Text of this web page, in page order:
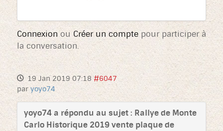
Connexionou Créer un compte pour participer à
la conversation.
19 Jan 2019 07:18 #6047
par yoyo74
yoyo74 a répondu au sujet : Rallye de Monte
Carlo Historique 2019 vente plaque de